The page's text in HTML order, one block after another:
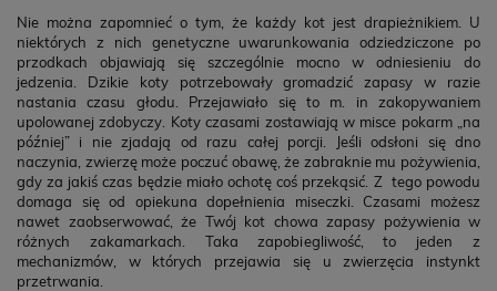
Nie można zapomnieć o tym, że każdy kot jest drapieżnikiem. U
niektórych z nich genetyczne uwarunkowania odziedziczone po
przodkach objawiają się szczególnie mocno w odniesieniu do
jedzenia. Dzikie koty potrzebowały gromadzić zapasy w razie
nastania czasu głodu. Przejawiało się to m. in zakopywaniem
upolowanej zdobyczy. Koty czasami zostawiają w misce pokarm „na
później” i nie zjadają od razu całej porcji. Jeśli odsłoni się dno
naczynia, zwierzę może poczuć obawę, że zabraknie mu pożywienia,
gdy za jakiś czas będzie miało ochotę coś przekąsić. Z tego powodu
domaga się od opiekuna dopełnienia miseczki. Czasami możesz
nawet zaobserwować, że Twój kot chowa zapasy pożywienia w
różnych zakamarkach. Taka zapobiegliwość, to jeden z
mechanizmów, w których przejawia się u zwierzęcia instynkt
przetrwania.